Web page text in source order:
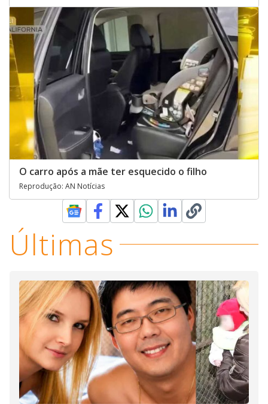
O carro após a mãe ter esquecido o filho
Reprodução: AN Notícias
Últimas